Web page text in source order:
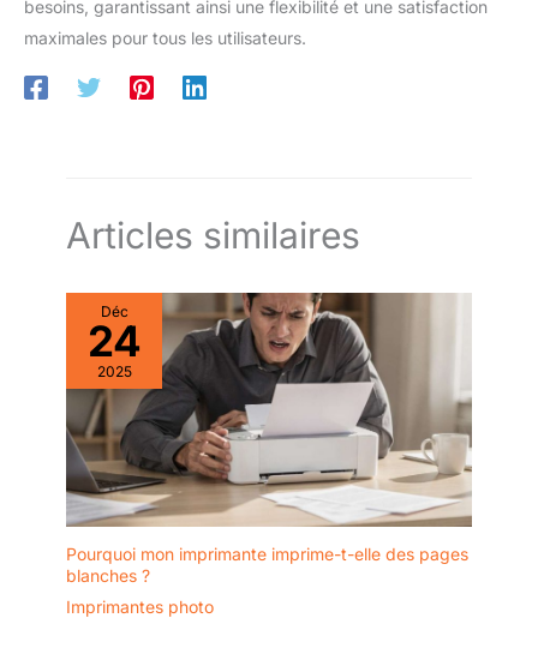
besoins, garantissant ainsi une flexibilité et une satisfaction
maximales pour tous les utilisateurs.
Articles similaires
Déc
24
2025
Pourquoi mon imprimante imprime-t-elle des pages
blanches ?
Imprimantes photo